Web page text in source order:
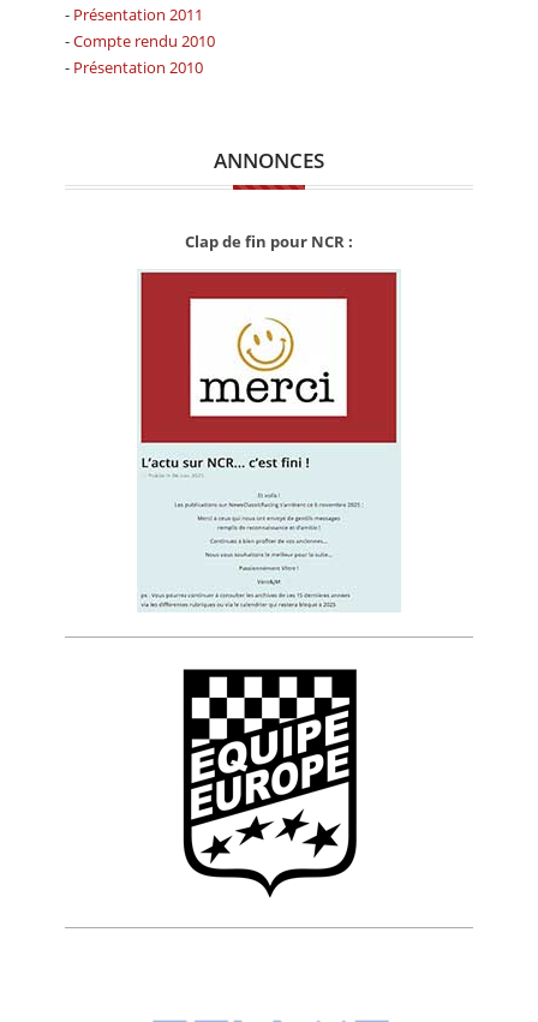
- Présentation 2011
-Compte rendu 2010
- Présentation 2010
ANNONCES
Clap de fin pour NCR :